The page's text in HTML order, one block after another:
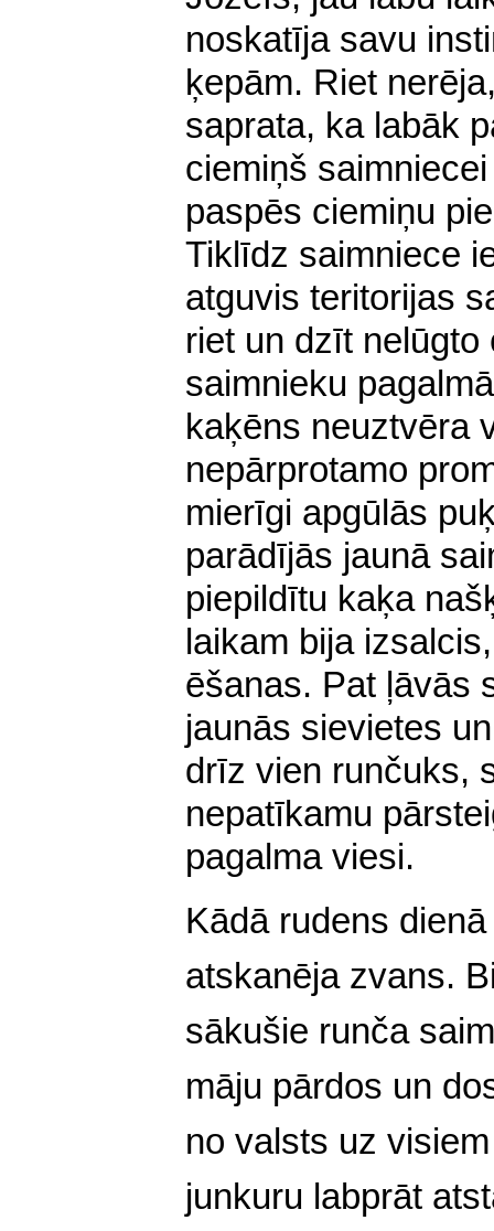
noskatīja savu
ķepām. Riet
saprata, ka labāk
ciemiņš
paspēs ciemiņu
Tiklīdz saimniece
atguvis teritorijas
riet un dzīt
saimnieku
kaķēns neuztvēra
nepārprotamo
mierīgi apgūlās
parādījās jaunā
piepildītu kaķa
laikam bija
ēšanas. Pat ļāvās
jaunās sievietes
drīz vien runčuks,
nepatīkamu
pagalma viesi.
Kādā rudens
atskanēja zvans.
sākušie runča
māju pārdos un
no valsts uz
junkuru labprāt